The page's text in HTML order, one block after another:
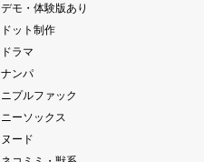
デモ・体験版あり
ドット制作
ドラマ
ナンパ
ニプルファック
ニーソックス
ヌード